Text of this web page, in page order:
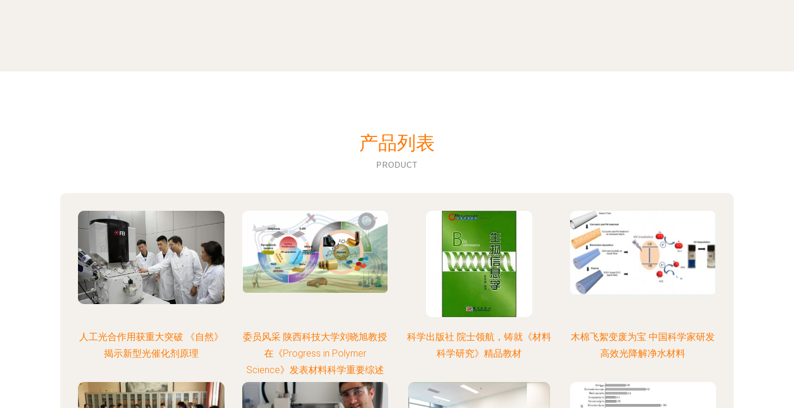
产品列表
PRODUCT
人工光合作用获重大突破 《自然》
揭示新型光催化剂原理
委员风采 陕西科技大学刘晓旭教授
在《Progress in Polymer
Science》发表材料科学重要综述
科学出版社 院士领航，铸就《材料
科学研究》精品教材
木棉飞絮变废为宝 中国科学家研发
高效光降解净水材料